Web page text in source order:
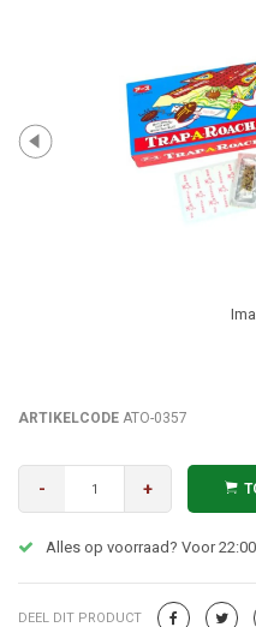
ARTIKELCODE ATO-0357
- +
Alles op voorraad? Voor
DEEL DIT PRODUCT